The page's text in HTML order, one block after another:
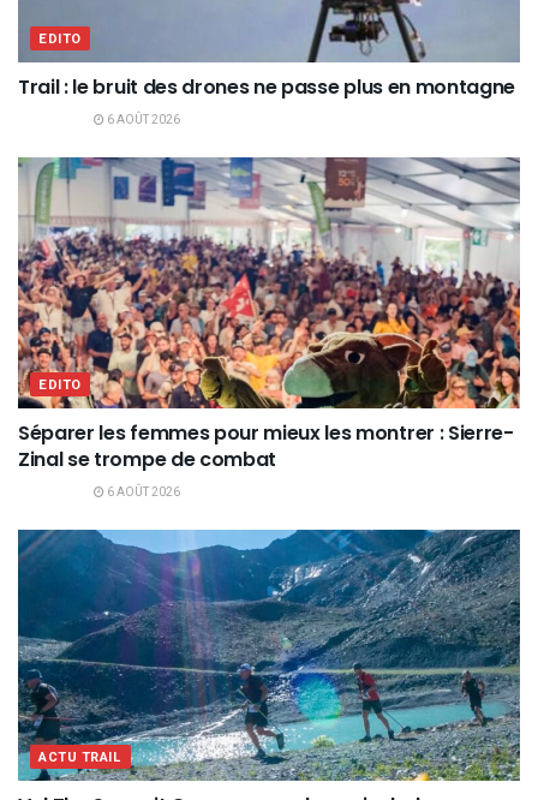
EDITO
Trail : le bruit des drones ne passe plus en montagne
6 AOÛT 2026
EDITO
Séparer les femmes pour mieux les montrer : Sierre-
Zinal se trompe de combat
6 AOÛT 2026
ACTU TRAIL